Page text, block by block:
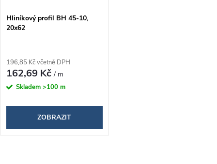
r
d
u
k
p
r
o
d
u
k
Hliníkový profil BH 45-10,
20x62
196,85 Kč včetně DPH
162,69 Kč/ m
Skladem >100 m
ZOBRAZIT